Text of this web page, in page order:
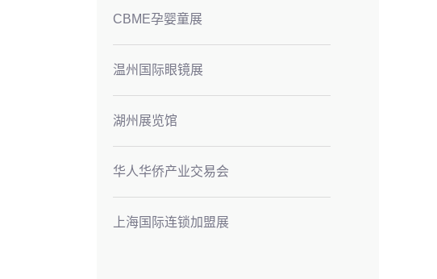
CBME孕婴童展
温州国际眼镜展
湖州展览馆
华人华侨产业交易会
上海国际连锁加盟展